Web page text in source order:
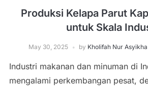
Produksi Kelapa Parut
untuk Skala
May 30, 2025 by Kholifah Nur Asyikha
Industri makanan dan minuman di
mengalami perkembangan pesat,